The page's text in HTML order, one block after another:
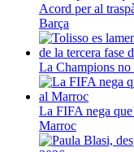
Acord per al
Barça
La Champions no
La FIFA nega
Marroc